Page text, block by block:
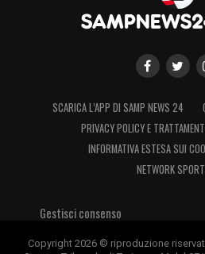
SCARICA L’APP DI SAMP NEWS 24
PRIVACY POLICY E
INFORMATIVA ESTESA SUI
NETWORK
Gestisci consenso
Copyright 2026 © riproduzione